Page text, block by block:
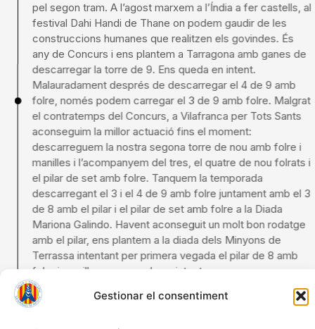
Gestionar el consentiment
Per oferir les millors experiències, utilitzem tecnologies com ara les
galetes (cookies) per emmagatzemar i/o accedir a la informació del
dispositiu. El consentiment a aquestes tecnologies ens permetrà
processar dades com ara el comportament de navegació o els
identificadors únics en aquest lloc. No consentir o retirar el consentiment
pot afectar negativament certes característiques i funcions.
Accepta
Denega
pel segon tram. A l’agost marxem a l’Índia a fer castells, al
festival Dahi Handi de Thane on podem gaudir de les
construccions humanes que realitzen els govindes. És
any de Concurs i ens plantem a Tarragona amb ganes de
descarregar la torre de 9. Ens queda en intent.
Malauradament després de descarregar el 4 de 9 amb
folre, només podem carregar el 3 de 9 amb folre. Malgrat
el contratemps del Concurs, a Vilafranca per Tots Sants
aconseguim la millor actuació fins el moment:
descarreguem la nostra segona torre de nou amb folre i
manilles i l’acompanyem del tres, el quatre de nou folrats i
el pilar de set amb folre. Tanquem la temporada
descarregant el 3 i el 4 de 9 amb folre juntament amb el 3
de 8 amb el pilar i el pilar de set amb folre a la Diada
Mariona Galindo. Havent aconseguit un molt bon rodatge
amb el pilar, ens plantem a la diada dels Minyons de
Terrassa intentant per primera vegada el pilar de 8 amb
folre i manilles, que queda en intent.